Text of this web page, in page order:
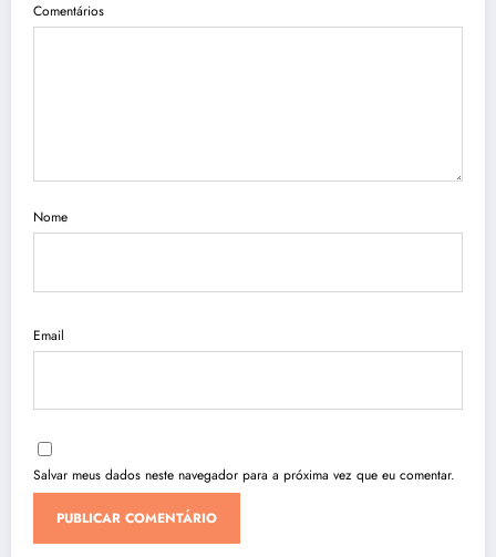
Comentários
Nome
Email
Salvar meus dados neste navegador para a próxima vez que eu comentar.